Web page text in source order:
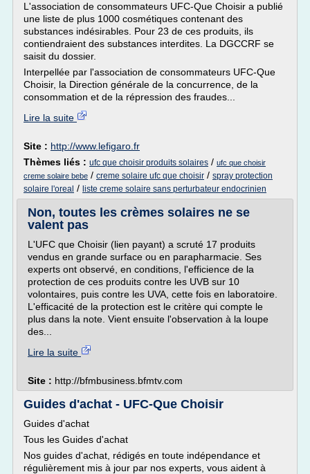
L'association de consommateurs UFC-Que Choisir a publié
une liste de plus 1000 cosmétiques contenant des
substances indésirables. Pour 23 de ces produits, ils
contiendraient des substances interdites. La DGCCRF se
saisit du dossier.
Interpellée par l'association de consommateurs UFC-Que
Choisir, la Direction générale de la concurrence, de la
consommation et de la répression des fraudes...
Lire la suite
Site : http://www.lefigaro.fr
Thèmes liés : ufc que choisir produits solaires / ufc que choisir
creme solaire bebe / creme solaire ufc que choisir / spray protection
solaire l'oreal / liste creme solaire sans perturbateur endocrinien
Non, toutes les crèmes solaires ne se
valent pas
L'UFC que Choisir (lien payant) a scruté 17 produits
vendus en grande surface ou en parapharmacie. Ses
experts ont observé, en conditions, l'efficience de la
protection de ces produits contre les UVB sur 10
volontaires, puis contre les UVA, cette fois en laboratoire.
L'efficacité de la protection est le critère qui compte le
plus dans la note. Vient ensuite l'observation à la loupe
des...
Lire la suite
Site : http://bfmbusiness.bfmtv.com
Guides d'achat - UFC-Que Choisir
Guides d'achat
Tous les Guides d'achat
Nos guides d'achat, rédigés en toute indépendance et
régulièrement mis à jour par nos experts, vous aident à